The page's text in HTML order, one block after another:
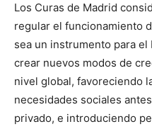
Los Curas de Madrid
regular el funcionamiento
sea un instrumento para el
crear nuevos modos de
nivel global, favoreciendo
necesidades sociales
privado, e introduciendo